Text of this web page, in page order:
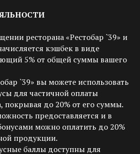
ресторана «Рестобар `39» и
кэшбек в виде
5% от общей суммы вашего
`39» вы можете использовать
для частичной оплаты
покрывая до 20% от его суммы.
предоставляется и в
можно оплатить до 20%
продукции.
баллы доступны для